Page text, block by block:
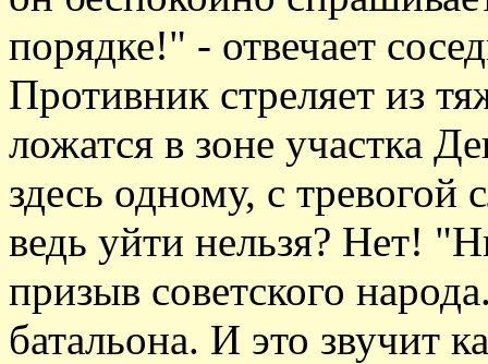
порядке!" - отвечает
Противник стреляет из
ложатся в зоне участка
здесь одному, с тревогой
ведь уйти нельзя? Нет!
призыв советского
батальона. И это звучит